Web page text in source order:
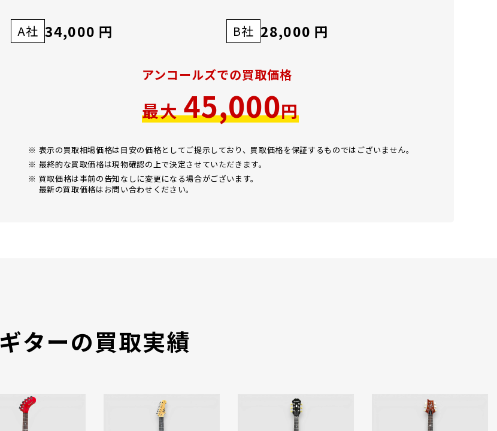
A社 34,000 円 B社 28,000 円
アンコールズでの買取価格
最大 45,000円
※ 表示の買取相場価格は目安の価格としてご提示しており、買取価格を保証するものではございません。
※ 最終的な買取価格は現物確認の上で決定させていただきます。
※ 買取価格は事前の告知なしに変更になる場合がございます。
最新の買取価格はお問い合わせください。
ギターの買取実績